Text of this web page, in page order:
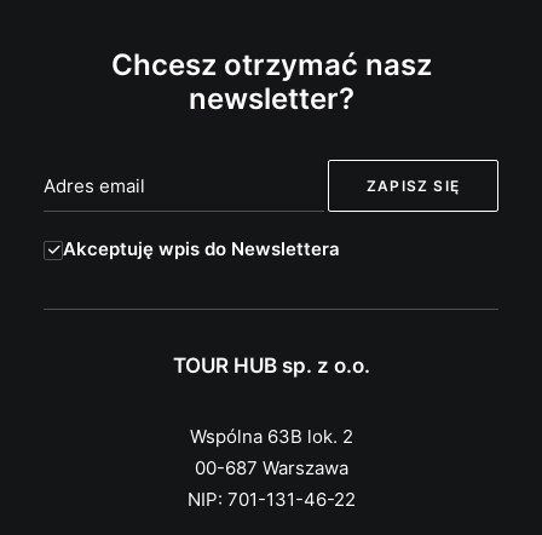
Chcesz otrzymać nasz
newsletter?
Akceptuję wpis do Newslettera
TOUR HUB sp. z o.o.
Wspólna 63B lok. 2
00-687 Warszawa
NIP: 701-131-46-22